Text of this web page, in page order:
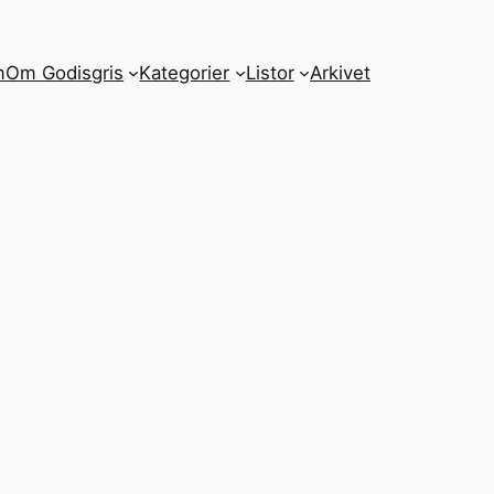
Om Godisgris Kategorier Listor Arkivet